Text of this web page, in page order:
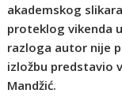
akademskog
proteklog vikenda
razloga autor nije
izložbu predstavio
Mandžić.